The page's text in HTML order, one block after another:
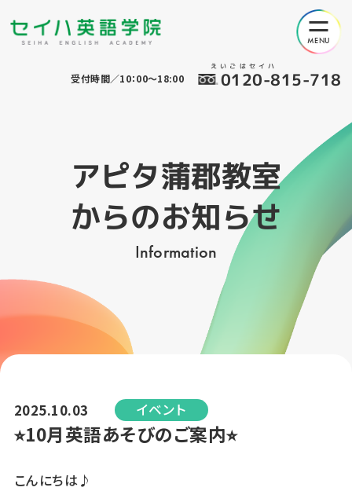
えいごはセイハ
0120-815-718
受付時間／10：00～18:00
アピタ蒲郡教室
からのお知らせ
Information
2025.10.03 イベント
⭐︎10月英語あそびのご案内⭐︎
こんにちは♪